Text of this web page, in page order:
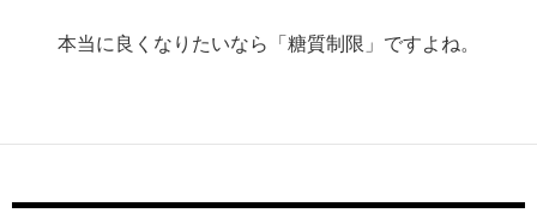
本当に良くなりたいなら「糖質制限」ですよね。